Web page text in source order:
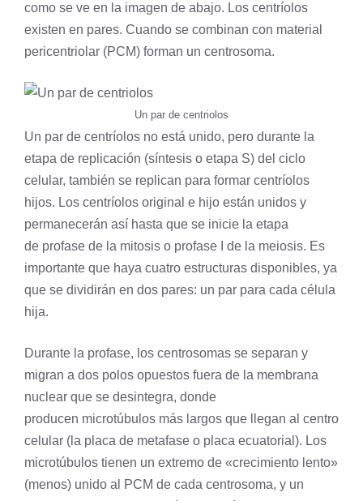
como se ve en la imagen de abajo. Los centríolos
existen en pares. Cuando se combinan con material
pericentriolar (PCM) forman un centrosoma.
Un par de centriolos
Un par de centríolos no está unido, pero durante la
etapa de replicación (síntesis o etapa S) del ciclo
celular, también se replican para formar centríolos
hijos. Los centríolos original e hijo están unidos y
permanecerán así hasta que se inicie la etapa
de profase de la mitosis o profase I de la meiosis. Es
importante que haya cuatro estructuras disponibles, ya
que se dividirán en dos pares: un par para cada célula
hija.
Durante la profase, los centrosomas se separan y
migran a dos polos opuestos fuera de la membrana
nuclear que se desintegra, donde
producen microtúbulos más largos que llegan al centro
celular (la placa de metafase o placa ecuatorial). Los
microtúbulos tienen un extremo de «crecimiento lento»
(menos) unido al PCM de cada centrosoma, y ​​un